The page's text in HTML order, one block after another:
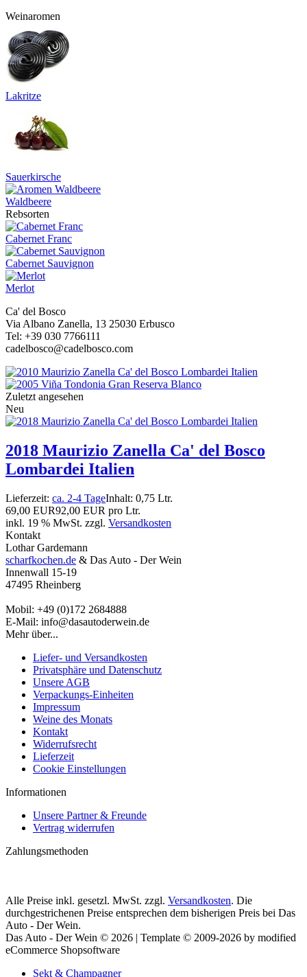
Weinaromen
Lakritze
Sauerkirsche
Waldbeere
Rebsorten
Cabernet Franc
Cabernet Sauvignon
Merlot
Ca' del Bosco
Via Albano Zanella, 13 25030 Erbusco
Tel: +39 030 7766111
cadelbosco@cadelbosco.com
Zuletzt angesehen
Neu
2018 Maurizio Zanella Ca' del Bosco
Lombardei Italien
Lieferzeit: ca. 2-4 TageInhalt: 0,75 Ltr.
69,00 EUR92,00 EUR pro Ltr.
inkl. 19 % MwSt. zzgl. Versandkosten
Kontakt
Lothar Gardemann
scharfkochen.de & Das Auto - Der Wein
Innenwall 15-19
47495 Rheinberg
Mobil: +49 (0)172 2684888
E-Mail: info@dasautoderwein.de
Mehr über...
Liefer- und Versandkosten
Privatsphäre und Datenschutz
Unsere AGB
Verpackungs-Einheiten
Impressum
Weine des Monats
Kontakt
Widerrufsrecht
Lieferzeit
Cookie Einstellungen
Informationen
Unsere Partner & Freunde
Vertrag widerrufen
Zahlungsmethoden
Alle Preise inkl. gesetzl. MwSt. zzgl. Versandkosten. Die
durchgestrichenen Preise entsprechen dem bisherigen Preis bei Das
Auto - Der Wein.
Das Auto - Der Wein © 2026 | Template © 2009-2026 by modified
eCommerce Shopsoftware
Sekt & Champagner